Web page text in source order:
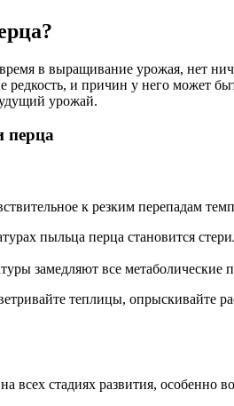
в выращивание урожая, нет
редкость, и причин у него может
урожай.
перца
к резким перепадам
пыльца перца становится
замедляют все
теплицы, опрыскивайте
всех стадиях развития, особенно